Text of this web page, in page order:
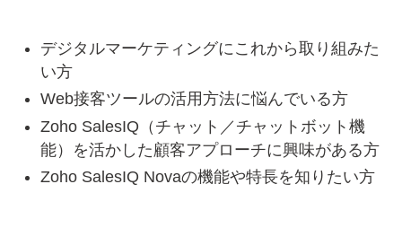
デジタルマーケティングにこれから取り組みた
い方
Web接客ツールの活用方法に悩んでいる方
Zoho SalesIQ（チャット／チャットボット機
能）を活かした顧客アプローチに興味がある方
Zoho SalesIQ Novaの機能や特長を知りたい方